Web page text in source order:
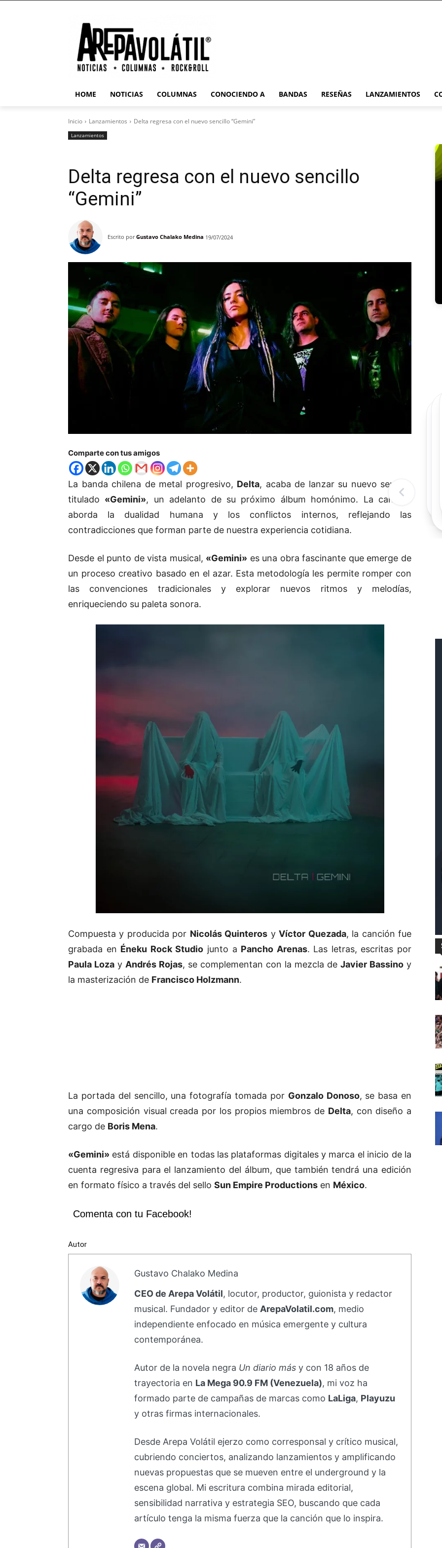
HOME NOTICIAS COLUMNAS CONOCIENDO A BANDAS RESEÑAS LANZAMIENTOS
Inicio Lanzamientos Delta regresa con el nuevo sencillo “Gemini”
Lanzamientos
Delta regresa con el nuevo sencillo
“Gemini”
Escrito por Gustavo Chalako Medina 19/07/2024
Comparte con tus amigos
La banda chilena de metal progresivo, Delta, acaba de lanzar su nuevo sencillo
titulado «Gemini», un adelanto de su próximo álbum homónimo. La canción
aborda la dualidad humana y los conflictos internos, reflejando las
contradicciones que forman parte de nuestra experiencia cotidiana.
Desde el punto de vista musical, «Gemini» es una obra fascinante que emerge de
un proceso creativo basado en el azar. Esta metodología les permite romper con
las convenciones tradicionales y explorar nuevos ritmos y melodías,
enriqueciendo su paleta sonora.
Compuesta y producida por Nicolás Quinteros yVíctor Quezada, la canción fue
grabada en Éneku Rock Studio junto a Pancho Arenas. Las letras, escritas por
Paula Loza y Andrés Rojas, se complementan con la mezcla de Javier Bassino y
la masterización de Francisco Holzmann.
La portada del sencillo, una fotografía tomada por Gonzalo Donoso, se basa en
una composición visual creada por los propios miembros de Delta, con diseño a
cargo de Boris Mena.
«Gemini» está disponible en todas las plataformas digitales y marca el inicio de la
cuenta regresiva para el lanzamiento del álbum, que también tendrá una edición
en formato físico a través del sello Sun Empire Productions en México.
Comenta con tu Facebook!
Autor
Gustavo Chalako Medina
CEO de Arepa Volátil, locutor, productor, guionista y redactor
musical. Fundador y editor de ArepaVolatil.com, medio
independiente enfocado en música emergente y cultura
contemporánea.
Autor de la novela negra Un diario másy con 18 años de
trayectoria en La Mega 90.9 FM (Venezuela), mi voz ha
formado parte de campañas de marcas como LaLiga, Playuzu
y otras firmas internacionales.
Desde Arepa Volátil ejerzo como corresponsal y crítico musical,
cubriendo conciertos, analizando lanzamientos y amplificando
nuevas propuestas que se mueven entre el underground y la
escena global. Mi escritura combina mirada editorial,
sensibilidad narrativa y estrategia SEO, buscando que cada
artículo tenga la misma fuerza que la canción que lo inspira.